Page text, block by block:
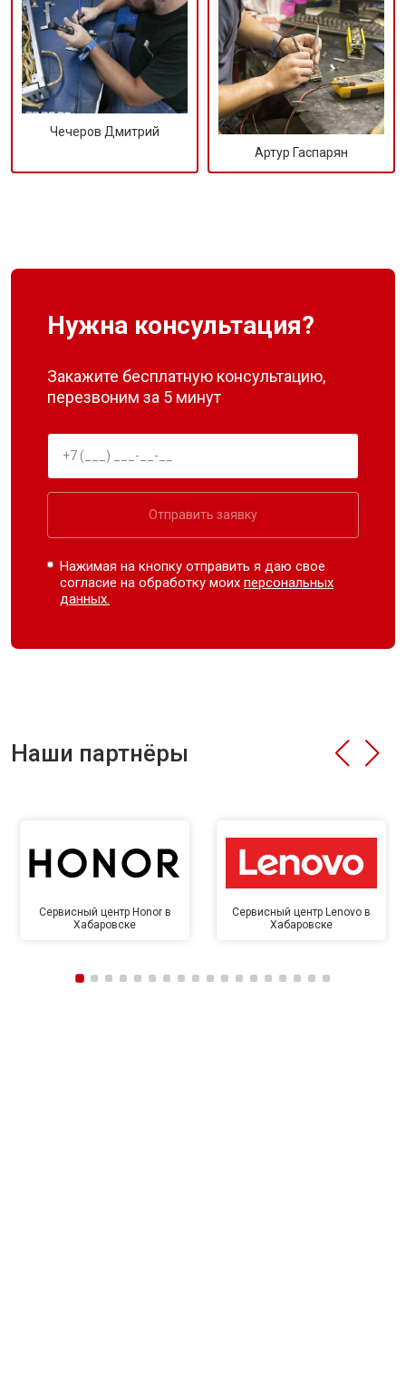
Чечеров Дмитрий
Артур Гаспарян
Нужна консультация?
Закажите бесплатную консультацию,
перезвоним за 5 минут
Отправить заявку
Нажимая на кнопку отправить я даю свое
согласие на обработку моихперсональных
данных.
Наши партнёры
Сервисный центр Honor в
Хабаровске
Сервисный центр Lenovo в
Хабаровске